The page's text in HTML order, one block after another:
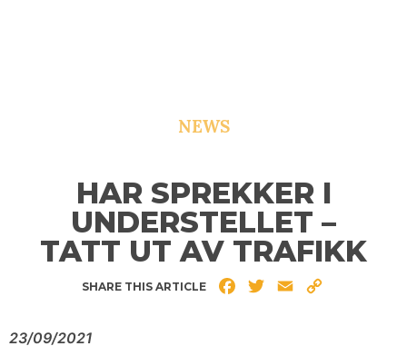
NEWS
HAR SPREKKER I
UNDERSTELLET –
TATT UT AV TRAFIKK
SHARE THIS ARTICLE FacebookTwitterEmail
23/09/2021